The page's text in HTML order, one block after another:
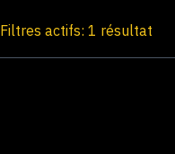
Filtres actifs: 1 résultat